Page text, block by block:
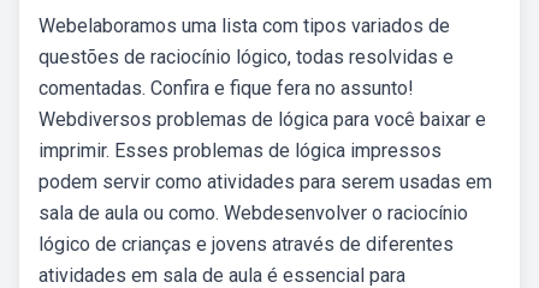
Webelaboramos uma lista com tipos variados de
questões de raciocínio lógico, todas resolvidas e
comentadas. Confira e fique fera no assunto!
Webdiversos problemas de lógica para você baixar e
imprimir. Esses problemas de lógica impressos
podem servir como atividades para serem usadas em
sala de aula ou como. Webdesenvolver o raciocínio
lógico de crianças e jovens através de diferentes
atividades em sala de aula é essencial para